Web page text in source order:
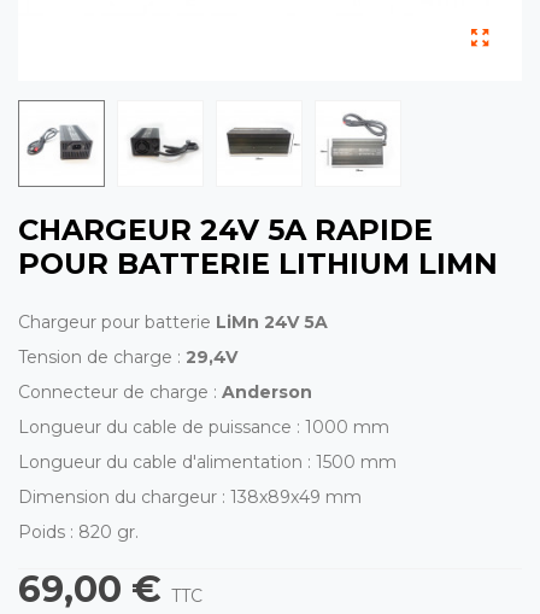
CHARGEUR 24V 5A RAPIDE
POUR BATTERIE LITHIUM LIMN
Chargeur pour batterie LiMn 24V 5A
Tension de charge : 29,4V
Connecteur de charge : Anderson
Longueur du cable de puissance : 1000 mm
Longueur du cable d'alimentation : 1500 mm
Dimension du chargeur : 138x89x49 mm
Poids : 820 gr.
69,00 € TTC